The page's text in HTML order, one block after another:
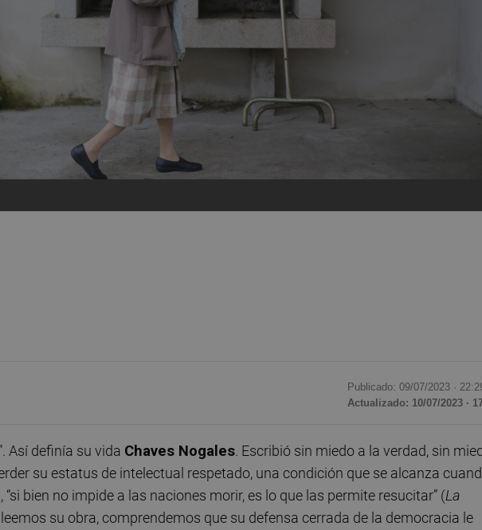
Publicado: 09/07/2023 ·
Actualizado: 10/07/2023 ·
Así definía su vida Chaves Nogales. Escribió sin miedo a la verdad, sin
su estatus de intelectual respetado, una condición que se alcanza
bien no impide a las naciones morir, es lo que las permite resucitar” (La
su obra, comprendemos que su defensa cerrada de la democracia le